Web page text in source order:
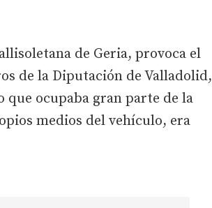
de Geria, provoca el
de la Diputación de Valladolid,
que ocupaba gran parte de la
medios del vehículo, era